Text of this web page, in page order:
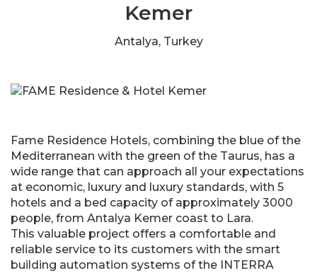
Kemer
Antalya, Turkey
Fame Residence Hotels, combining the blue of the
Mediterranean with the green of the Taurus, has a
wide range that can approach all your expectations
at economic, luxury and luxury standards, with 5
hotels and a bed capacity of approximately 3000
people, from Antalya Kemer coast to Lara.
This valuable project offers a comfortable and
reliable service to its customers with the smart
building automation systems of the INTERRA